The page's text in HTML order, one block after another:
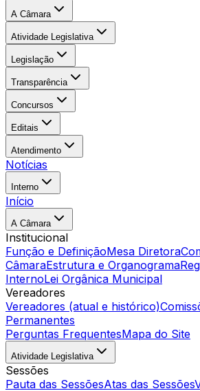
A Câmara
Atividade Legislativa
Legislação
Transparência
Concursos
Editais
Atendimento
Notícias
Interno
Início
A Câmara
Institucional
Função e DefiniçãoMesa Diretora
CâmaraEstrutura e Organograma
InternoLei Orgânica Municipal
Vereadores
Vereadores (atual e histórico)
Permanentes
Perguntas FrequentesMapa do Site
Atividade Legislativa
Sessões
Pauta das SessõesAtas das Sessões